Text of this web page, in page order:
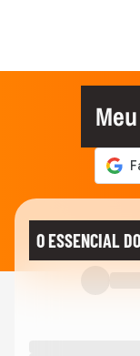
O ESSENCIAL